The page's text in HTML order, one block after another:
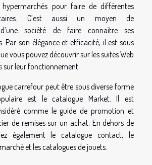
pour faire de différentes
C’est aussi un moyen de
société de faire connaître ses
Par son élégance et efficacité, il est sous
vous pouvez découvrir sur les suites Web
sur leur fonctionnement.
carrefour peut être sous diverse forme
est le catalogue Market. Il est
comme le guide de promotion et
de remises sur un achat. En dehors de
également le catalogue contact, le
et les catalogues de jouets.